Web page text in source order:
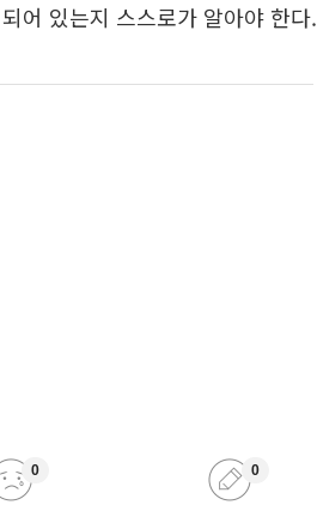
어 있는지 스스로가 알아야 한다.
0 0